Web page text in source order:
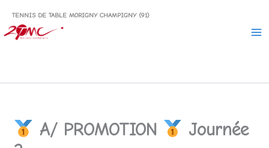
contenu
TENNIS DE TABLE MORIGNY CHAMPIGNY (91)
A/ PROMOTION
Journée